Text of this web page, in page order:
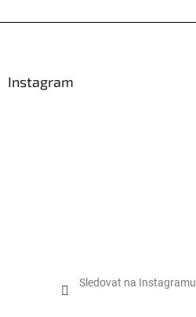
Instagram
Sledovat na Instagramu